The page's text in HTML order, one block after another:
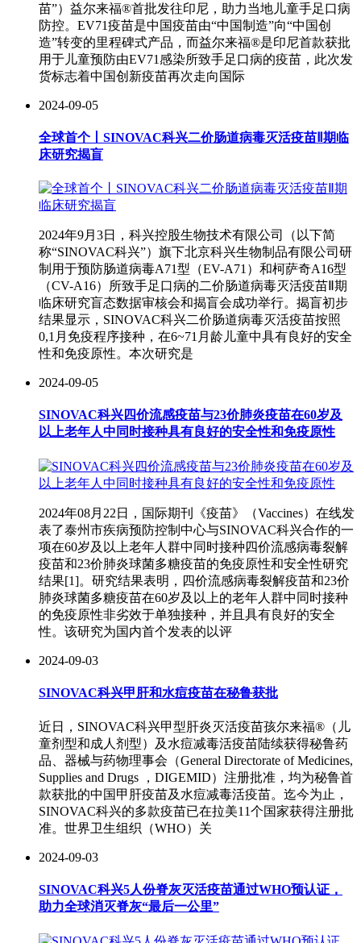
苗”）益尔来福®首批发往印尼，助力当地儿童手足口病
防控。EV71疫苗是中国疫苗由“中国制造”向“中国创
造”转变的里程碑式产品，而益尔来福®是印尼首款获批
用于儿童预防由EV71感染所致手足口病的疫苗，此次发
货标志着中国创新疫苗再次走向国际
2024-09-05
全球首个丨SINOVAC科兴二价肠道病毒灭活疫苗Ⅱ期临
床研究揭盲
2024年9月3日，科兴控股生物技术有限公司（以下简
称“SINOVAC科兴”）旗下北京科兴生物制品有限公司研
制用于预防肠道病毒A71型（EV-A71）和柯萨奇A16型
（CV-A16）所致手足口病的二价肠道病毒灭活疫苗Ⅱ期
临床研究盲态数据审核会和揭盲会成功举行。揭盲初步
结果显示，SINOVAC科兴二价肠道病毒灭活疫苗按照
0,1月免疫程序接种，在6~71月龄儿童中具有良好的安全
性和免疫原性。本次研究是
2024-09-05
SINOVAC科兴四价流感疫苗与23价肺炎疫苗在60岁及
以上老年人中同时接种具有良好的安全性和免疫原性
2024年08月22日，国际期刊《疫苗》（Vaccines）在线发
表了泰州市疾病预防控制中心与SINOVAC科兴合作的一
项在60岁及以上老年人群中同时接种四价流感病毒裂解
疫苗和23价肺炎球菌多糖疫苗的免疫原性和安全性研究
结果[1]。研究结果表明，四价流感病毒裂解疫苗和23价
肺炎球菌多糖疫苗在60岁及以上的老年人群中同时接种
的免疫原性非劣效于单独接种，并且具有良好的安全
性。该研究为国内首个发表的以评
2024-09-03
SINOVAC科兴甲肝和水痘疫苗在秘鲁获批
近日，SINOVAC科兴甲型肝炎灭活疫苗孩尔来福®（儿
童剂型和成人剂型）及水痘减毒活疫苗陆续获得秘鲁药
品、器械与药物理事会（General Directorate of Medicines,
Supplies and Drugs ，DIGEMID）注册批准，均为秘鲁首
款获批的中国甲肝疫苗及水痘减毒活疫苗。迄今为止，
SINOVAC科兴的多款疫苗已在拉美11个国家获得注册批
准。世界卫生组织（WHO）关
2024-09-03
SINOVAC科兴5人份脊灰灭活疫苗通过WHO预认证，
助力全球消灭脊灰“最后一公里”